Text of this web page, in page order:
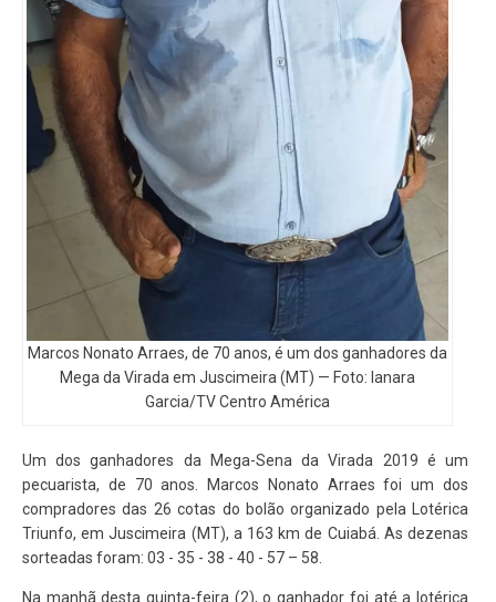
Marcos Nonato Arraes, de 70 anos, é um dos ganhadores da
Mega da Virada em Juscimeira (MT) — Foto: Ianara
Garcia/TV Centro América
Um dos ganhadores da Mega-Sena da Virada 2019 é um
pecuarista, de 70 anos. Marcos Nonato Arraes foi um dos
compradores das 26 cotas do bolão organizado pela Lotérica
Triunfo, em Juscimeira (MT), a 163 km de Cuiabá. As dezenas
sorteadas foram: 03 - 35 - 38 - 40 - 57 – 58.
Na manhã desta quinta-feira (2), o ganhador foi até a lotérica